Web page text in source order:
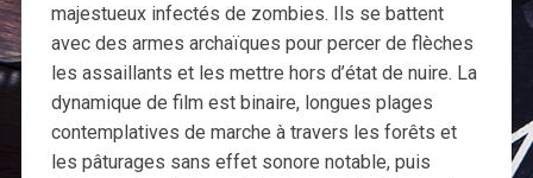
majestueux infectés de zombies. Ils se battent
avec des armes archaïques pour percer de flèches
les assaillants et les mettre hors d’état de nuire. La
dynamique de film est binaire, longues plages
contemplatives de marche à travers les forêts et
les pâturages sans effet sonore notable, puis